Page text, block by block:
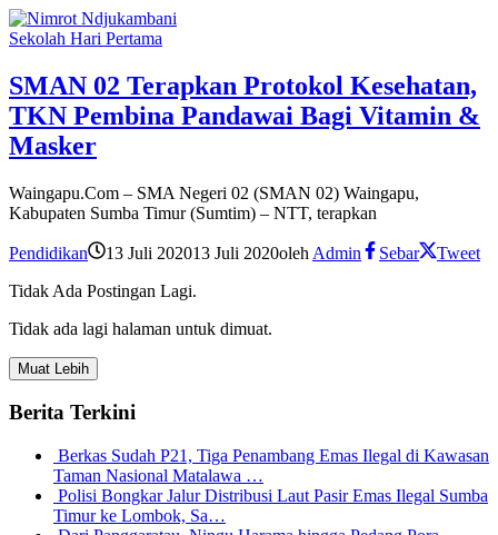
Sekolah Hari Pertama
SMAN 02 Terapkan Protokol Kesehatan,
TKN Pembina Pandawai Bagi Vitamin &
Masker
Waingapu.Com – SMA Negeri 02 (SMAN 02) Waingapu,
Kabupaten Sumba Timur (Sumtim) – NTT, terapkan
Pendidikan 13 Juli 202013 Juli 2020oleh Admin Sebar
Tweet
Tidak Ada Postingan Lagi.
Tidak ada lagi halaman untuk dimuat.
Muat Lebih
Berita Terkini
Berkas Sudah P21, Tiga Penambang Emas Ilegal di Kawasan
Taman Nasional Matalawa …
Polisi Bongkar Jalur Distribusi Laut Pasir Emas Ilegal Sumba
Timur ke Lombok, Sa…